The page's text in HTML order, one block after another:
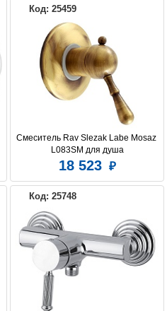
Код: 25459
Смеситель Rav Slezak Labe Mosaz
L083SM для душа
18 523
Код: 25748